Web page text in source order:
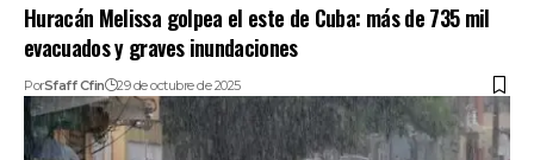
Huracán Melissa golpea el este de Cuba: más de 735 mil
evacuados y graves inundaciones
PorSfaff Cfin 29 de octubre de 2025